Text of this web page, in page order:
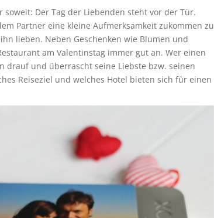
soweit: Der Tag der Liebenden steht vor der Tür.
Partner eine kleine Aufmerksamkeit zukommen zu
lieben. Neben Geschenken wie Blumen und
am Valentinstag immer gut an. Wer einen
drauf und überrascht seine Liebste bzw. seinen
Reiseziel und welches Hotel bieten sich für einen